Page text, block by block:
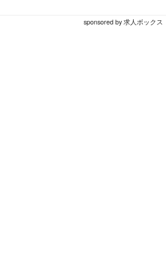
sponsored by 求人ボックス